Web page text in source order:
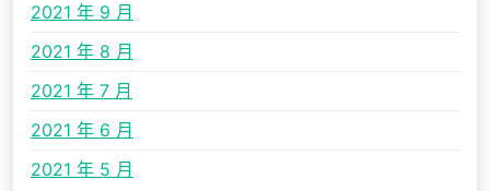
2021 年 9 月
2021 年 8 月
2021 年 7 月
2021 年 6 月
2021 年 5 月